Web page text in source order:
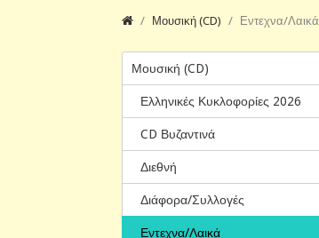
Μουσική (CD) Εντεχνα/Λαικά
Μουσική (CD)
Ελληνικές Κυκλοφορίες 2026
CD Βυζαντινά
Διεθνή
Διάφορα/Συλλογές
Εντεχνα/Λαικά